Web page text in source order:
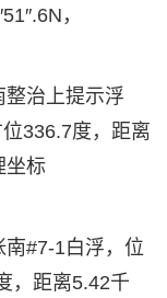
，
治上提示浮
336.7度，距离
坐标
#7-1白浮，位
，距离5.42千